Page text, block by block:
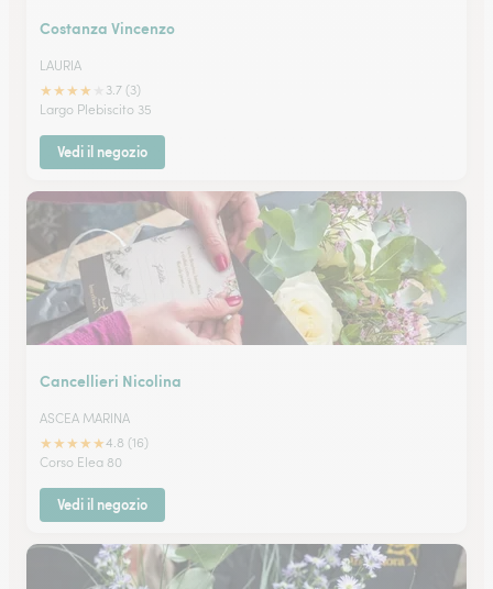
Costanza Vincenzo
LAURIA
★★★★
3.7 (3)
Largo Plebiscito 35
Vedi il negozio
Cancellieri Nicolina
ASCEA MARINA
★★★★★4.8 (16)
Corso Elea 80
Vedi il negozio